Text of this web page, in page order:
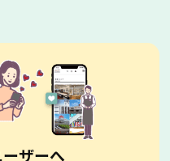
ザーへ